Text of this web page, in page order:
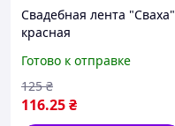
Свадебная лента "Сваха"
красная
Готово к отправке
116.25₴
125 ₴